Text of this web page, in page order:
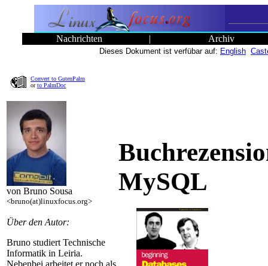
Nachrichten | Archiv
Dieses Dokument ist verfübar auf: English
Convert to GutenPalm
orto PalmDoc
von Bruno Sousa
<bruno(at)linuxfocus.org>
Über den Autor:
Bruno studiert Technische
Informatik in Leiria.
Nebenbei arbeitet er noch als
MySQL